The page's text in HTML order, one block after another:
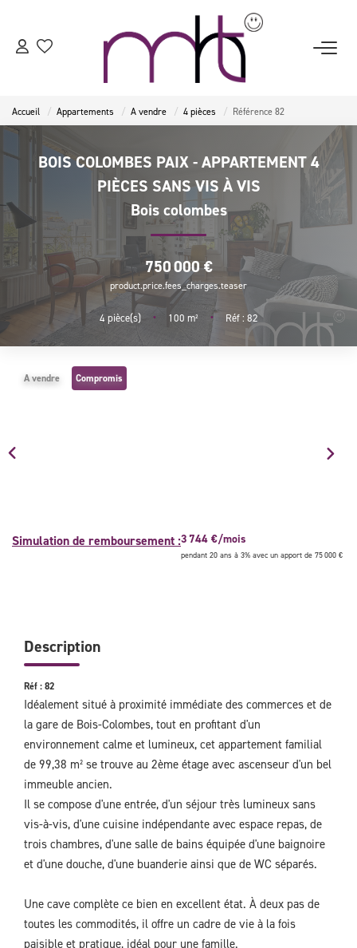
ACCUEIL
ESTIMATION
LOCATIONS
BIENS VENDUS
NOTRE AGENCE
NOUS CONTACTER
Accueil Appartements A vendre 4 pièces Référence 82
BOIS COLOMBES PAIX - APPARTEMENT 4
PIÈCES SANS VIS À VIS
Bois colombes
750 000 €
product.price.fees_charges.teaser
4 pièce(s) • 100 m² • Réf : 82
A vendre Compromis
Simulation de remboursement :3 744 €/mois
pendant 20 ans à 3% avec un apport de 75 000 €
Description
Réf : 82
Idéalement situé à proximité immédiate des commerces et de
la gare de Bois-Colombes, tout en profitant d'un
environnement calme et lumineux, cet appartement familial
de 99,38 m² se trouve au 2ème étage avec ascenseur d'un bel
immeuble ancien.
Il se compose d'une entrée, d'un séjour très lumineux sans
vis-à-vis, d'une cuisine indépendante avec espace repas, de
trois chambres, d'une salle de bains équipée d'une baignoire
et d'une douche, d'une buanderie ainsi que de WC séparés.
Une cave complète ce bien en excellent état. À deux pas de
toutes les commodités, il offre un cadre de vie à la fois
paisible et pratique, idéal pour une famille.